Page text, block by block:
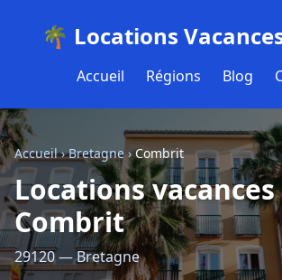
🌴 Locations
Accueil Régions Blog
Accueil›Bretagne›Combrit
Locations vacances
Combrit
29120 — Bretagne